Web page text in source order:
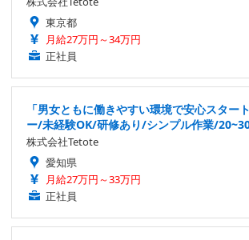
東京都
月給27万円～34万円
正社員
「男女ともに働きやすい環境で安心スター
ー/未経験OK/研修あり/シンプル作業/
株式会社Tetote
愛知県
月給27万円～33万円
正社員